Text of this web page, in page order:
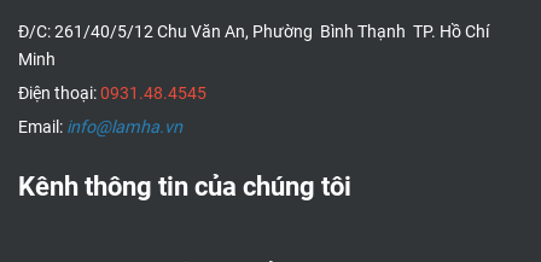
Đ/C: 261/40/5/12 Chu Văn An, Phường Bình Thạnh TP. Hồ Chí
Minh
Điện thoại:0931.48.4545
Email: info@lamha.vn
Kênh thông tin của chúng tôi